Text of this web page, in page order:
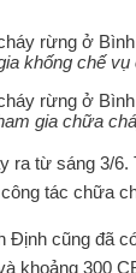
khống chế vụ
gia chữa
từ sáng 3/
tác chữa
Định cũng đã
khoảng 300